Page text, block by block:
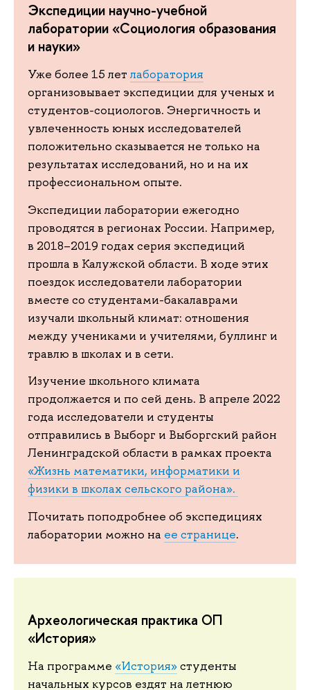
Экспедиции научно-учебной
лаборатории «‎Социология образования
и науки»‎‎
Уже более 15 лет лаборатория
организовывает экспедиции для ученых и
студентов-социологов. Энергичность и
увлеченность юных исследователей
положительно сказывается не только на
результатах исследований, но и на их
профессиональном опыте.
Экспедиции лаборатории ежегодно
проводятся в регионах России. Например,
в 2018–2019 годах серия экспедиций
прошла в Калужской области. В ходе этих
поездок исследователи лаборатории
вместе со студентами-бакалаврами
изучали школьный климат: отношения
между учениками и учителями, буллинг и
травлю в школах и в сети.
Изучение школьного климата
продолжается и по сей день. В апреле 2022
года исследователи и студенты
отправились в Выборг и Выборгский район
Ленинградской области в рамках проекта
«Жизнь математики, информатики и
физики в школах сельского района».
Почитать поподробнее об экспедициях
лаборатории можно на ее странице.
Археологическая практика ОП
«История»
На программе «История»студенты
начальных курсов ездят на летнюю